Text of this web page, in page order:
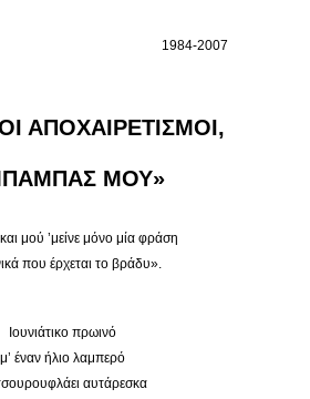
1984-2007
ΑΠΟΧΑΙΡΕΤΙΣΜΟΙ,
ΜΟΥ»
μού ’μείνε μόνο μία φράση
που έρχεται το βράδυ».
Ιουνιάτικο πρωινό
μ’ έναν ήλιο λαμπερό
αυτάρεσκα